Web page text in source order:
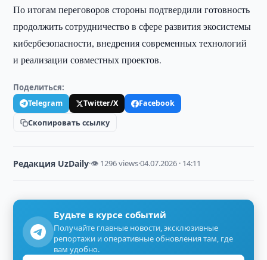
По итогам переговоров стороны подтвердили готовность
продолжить сотрудничество в сфере развития экосистемы
кибербезопасности, внедрения современных технологий
и реализации совместных проектов.
Поделиться:
Telegram Twitter/X
Facebook
Скопировать ссылку
Редакция UzDaily·👁 1296 views·04.07.2026 · 14:11
Будьте в курсе событий
Получайте главные новости, эксклюзивные
репортажи и оперативные обновления там, где
вам удобно.